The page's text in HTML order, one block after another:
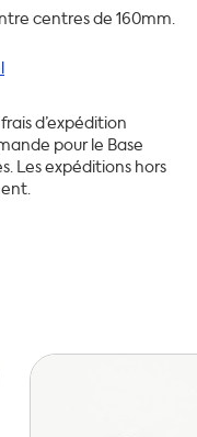
centres de 160mm.
d’expédition
pour le Base
Les expéditions hors